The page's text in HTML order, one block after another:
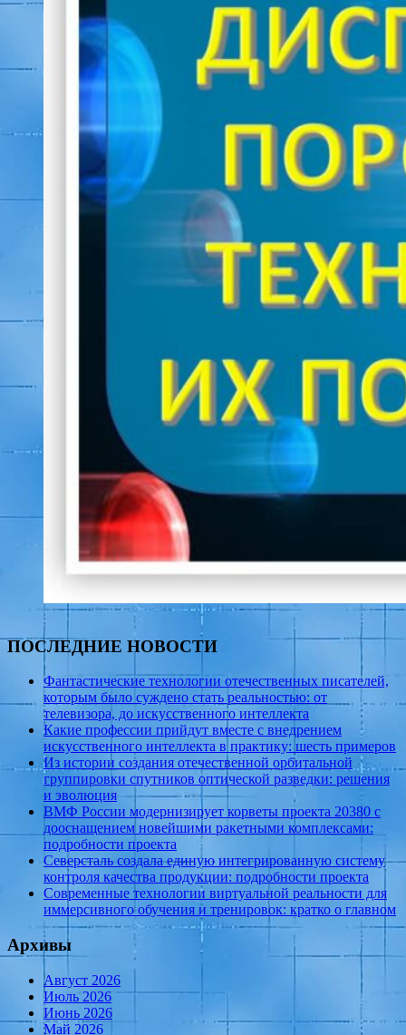
ПОСЛЕДНИЕ НОВОСТИ
Фантастические технологии отечественных писателей,
которым было суждено стать реальностью: от
телевизора, до искусственного интеллекта
Какие профессии прийдут вместе с внедрением
искусственного интеллекта в практику: шесть примеров
Из истории создания отечественной орбитальной
группировки спутников оптической разведки: решения
и эволюция
ВМФ России модернизирует корветы проекта 20380 с
дооснащением новейшими ракетными комплексами:
подробности проекта
Северсталь создала единую интегрированную систему
контроля качества продукции: подробности проекта
Современные технологии виртуальной реальности для
иммерсивного обучения и тренировок: кратко о главном
Архивы
Август 2026
Июль 2026
Июнь 2026
Май 2026